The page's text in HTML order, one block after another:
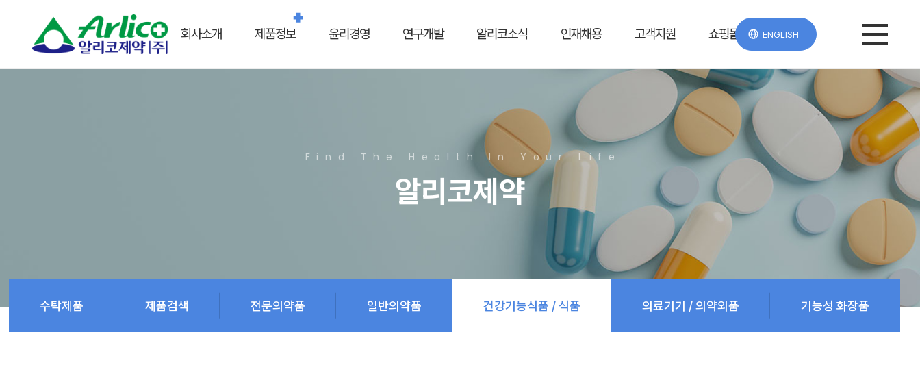
회사소개 제품정보 윤리경영 연구개발 알리코소식 인재채용 고객지원 쇼핑몰 ENGLISH
Find The Health In Your Life
알리코제약
수탁제품 제품검색 전문의약품 일반의약품 건강기능식품 / 식품 의료기기 / 의약외품 기능성 화장품